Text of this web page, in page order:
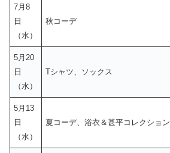
7月8
日
（水）
秋コーデ
5月20
日
（水）
Tシャツ、ソックス
5月13
日
（水）
夏コーデ、浴衣＆甚平コレクション